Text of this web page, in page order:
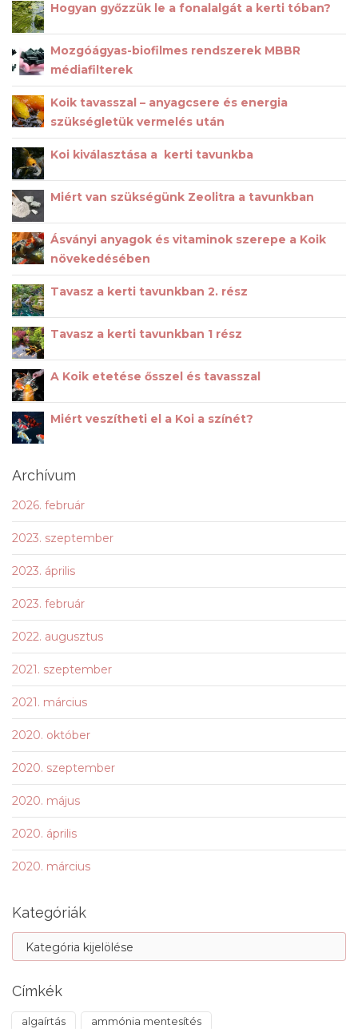
Hogyan győzzük le a fonalalgát a kerti tóban?
Mozgóágyas-biofilmes rendszerek MBBR
médiafilterek
Koik tavasszal – anyagcsere és energia
szükségletük vermelés után
Koi kiválasztása a kerti tavunkba
Miért van szükségünk Zeolitra a tavunkban
Ásványi anyagok és vitaminok szerepe a Koik
növekedésében
Tavasz a kerti tavunkban 2. rész
Tavasz a kerti tavunkban 1 rész
A Koik etetése ősszel és tavasszal
Miért veszítheti el a Koi a színét?
Archívum
2026. február
2023. szeptember
2023. április
2023. február
2022. augusztus
2021. szeptember
2021. március
2020. október
2020. szeptember
2020. május
2020. április
2020. március
Kategóriák
Címkék
algaírtás ammónia mentesítés